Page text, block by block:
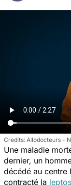
Allodocteurs -
Une maladie
dernier, un
décédé au centre
contracté la